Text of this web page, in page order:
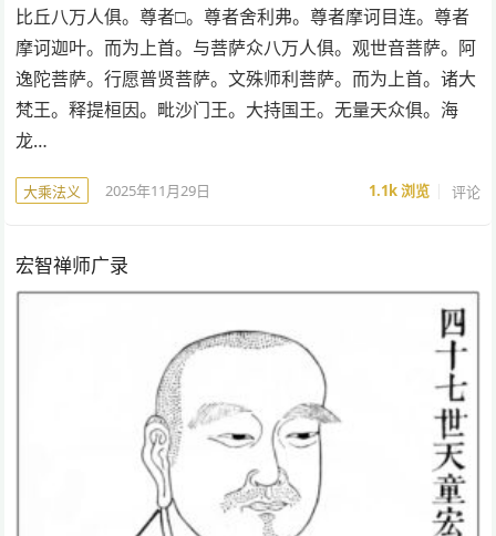
比丘八万人俱。尊者□。尊者舍利弗。尊者摩诃目连。尊者
摩诃迦叶。而为上首。与菩萨众八万人俱。观世音菩萨。阿
逸陀菩萨。行愿普贤菩萨。文殊师利菩萨。而为上首。诸大
梵王。释提桓因。毗沙门王。大持国王。无量天众俱。海
龙…
大乘法义 2025年11月29日 1.1k浏览 评论
宏智禅师广录